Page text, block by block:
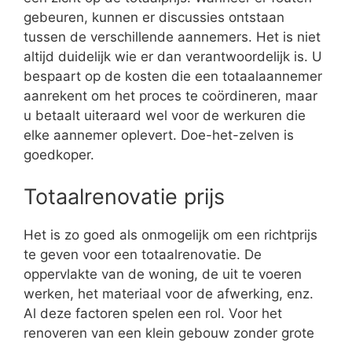
gebeuren, kunnen er discussies ontstaan
tussen de verschillende aannemers. Het is niet
altijd duidelijk wie er dan verantwoordelijk is. U
bespaart op de kosten die een totaalaannemer
aanrekent om het proces te coördineren, maar
u betaalt uiteraard wel voor de werkuren die
elke aannemer oplevert. Doe-het-zelven is
goedkoper.
Totaalrenovatie prijs
Het is zo goed als onmogelijk om een richtprijs
te geven voor een totaalrenovatie. De
oppervlakte van de woning, de uit te voeren
werken, het materiaal voor de afwerking, enz.
Al deze factoren spelen een rol. Voor het
renoveren van een klein gebouw zonder grote